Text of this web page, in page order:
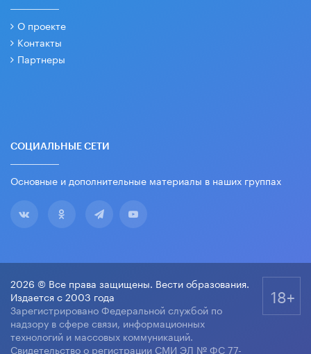
О проекте
Контакты
Партнеры
СОЦИАЛЬНЫЕ СЕТИ
Основные и дополнительные материалы в наших группах
2026 © Все права защищены. Вести образования.
Издается с 2003 года
Зарегистрировано Федеральной службой по
надзору в сфере связи, информационных
технологий и массовых коммуникаций.
Свидетельство о регистрации СМИ ЭЛ № ФС 77-
18+